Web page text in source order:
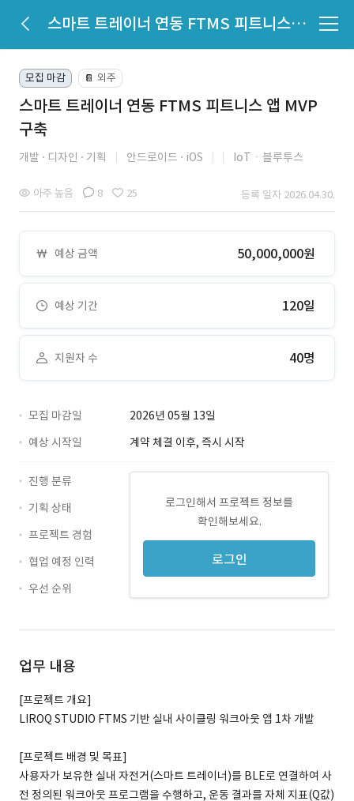
스마트 트레이너 연동 FTMS 피트니스 앱 MVP 구축
모집 마감 📔 외주
스마트 트레이너 연동 FTMS 피트니스 앱 MVP
구축
개발 디자인 기획 안드로이드 iOS IoTㆍ블루투스
아주 높음 8 25 등록 일자 2026.04.30.
예상 금액 50,000,000원
예상 기간 120일
지원자 수 40명
모집 마감일
2026년 05월 13일
예상 시작일
계약 체결 이후, 즉시 시작
로그인해서 프로젝트 정보를
확인해보세요.
로그인
진행 분류
기획 상태
프로젝트 경험
협업 예정 인력
우선 순위
업무 내용
[프로젝트 개요]
LIROQ STUDIO FTMS 기반 실내 사이클링 워크아웃 앱 1차 개발
[프로젝트 배경 및 목표]
사용자가 보유한 실내 자전거(스마트 트레이너)를 BLE로 연결하여 사
전 정의된 워크아웃 프로그램을 수행하고, 운동 결과를 자체 지표(Q값)